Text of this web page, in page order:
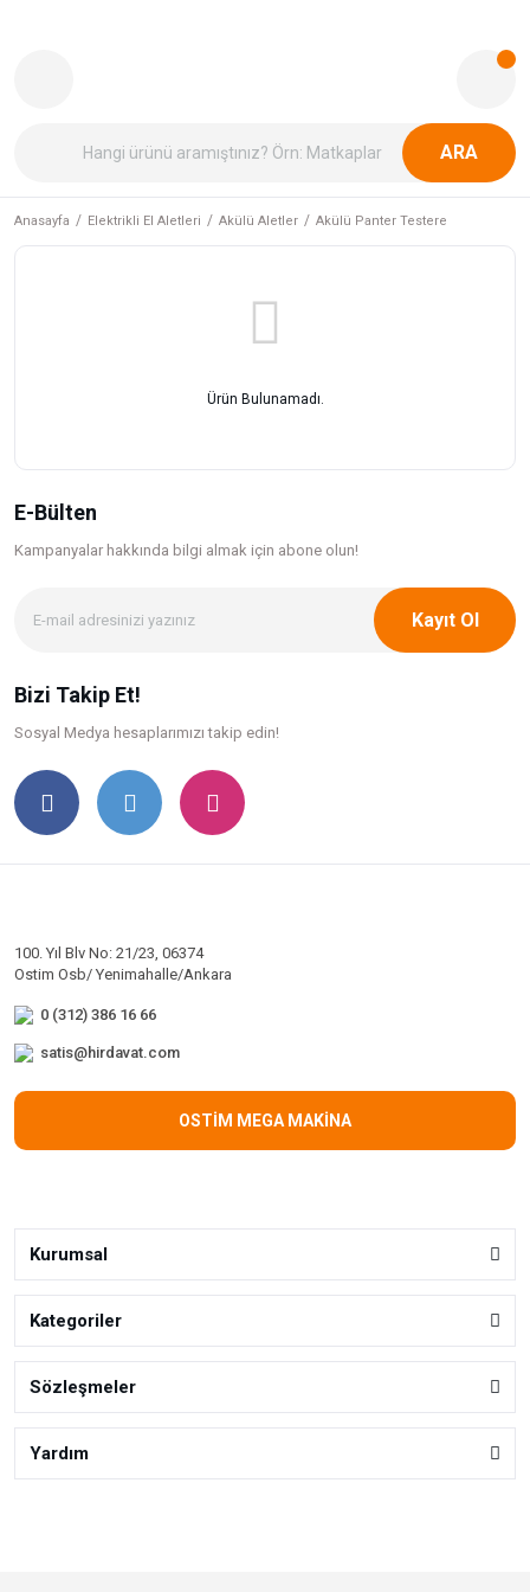
ARA
Anasayfa Elektrikli El Aletleri Akülü Aletler Akülü Panter Testere
Ürün Bulunamadı.
E-Bülten
Kampanyalar hakkında bilgi almak için abone olun!
Kayıt Ol
Bizi Takip Et!
Sosyal Medya hesaplarımızı takip edin!
100. Yıl Blv No: 21/23, 06374
Ostim Osb/ Yenimahalle/Ankara
0 (312) 386 16 66
satis@hirdavat.com
OSTİM MEGA MAKİNA
Kurumsal
Kategoriler
Sözleşmeler
Yardım